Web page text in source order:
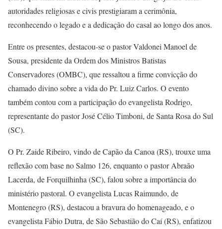
autoridades religiosas e civis prestigiaram a cerimônia,
reconhecendo o legado e a dedicação do casal ao longo dos anos.
Entre os presentes, destacou-se o pastor Valdonei Manoel de
Sousa, presidente da Ordem dos Ministros Batistas
Conservadores (OMBC), que ressaltou a firme convicção do
chamado divino sobre a vida do Pr. Luiz Carlos. O evento
também contou com a participação do evangelista Rodrigo,
representante do pastor José Célio Timboni, de Santa Rosa do Sul
(SC).
O Pr. Zaide Ribeiro, vindo de Capão da Canoa (RS), trouxe uma
reflexão com base no Salmo 126, enquanto o pastor Abraão
Lacerda, de Forquilhinha (SC), falou sobre a importância do
ministério pastoral. O evangelista Lucas Raimundo, de
Montenegro (RS), destacou a bravura do homenageado, e o
evangelista Fábio Dutra, de São Sebastião do Caí (RS), enfatizou